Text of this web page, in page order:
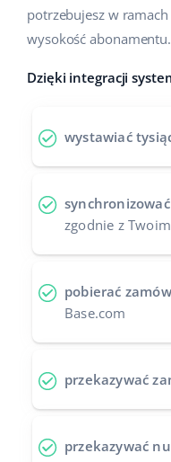
Ekosystem
Responso
Base Connect
Base Courier
Moda
Audyt konta
Inne
Kalkulator korzyści
Kontakt
Odwiedź nas na:
español (AR)
Italiano
português (BR)
中文
potrzebujesz w
wysokość abonamentu.
Dzięki integracji
wystawiać
zgodnie z
pobierać
Base.com
przekazywać
przekazywać